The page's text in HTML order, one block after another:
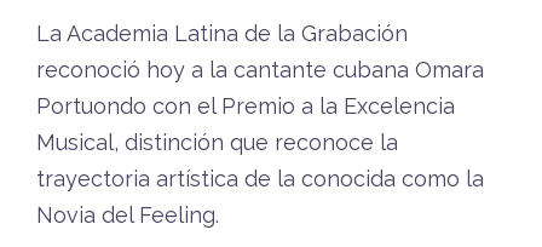
La Academia Latina de la Grabación
reconoció hoy a la cantante cubana Omara
Portuondo con el Premio a la Excelencia
Musical, distinción que reconoce la
trayectoria artística de la conocida como la
Novia del Feeling.